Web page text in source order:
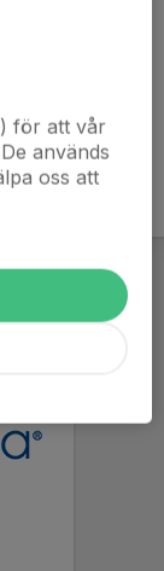
för att vår
används
oss att